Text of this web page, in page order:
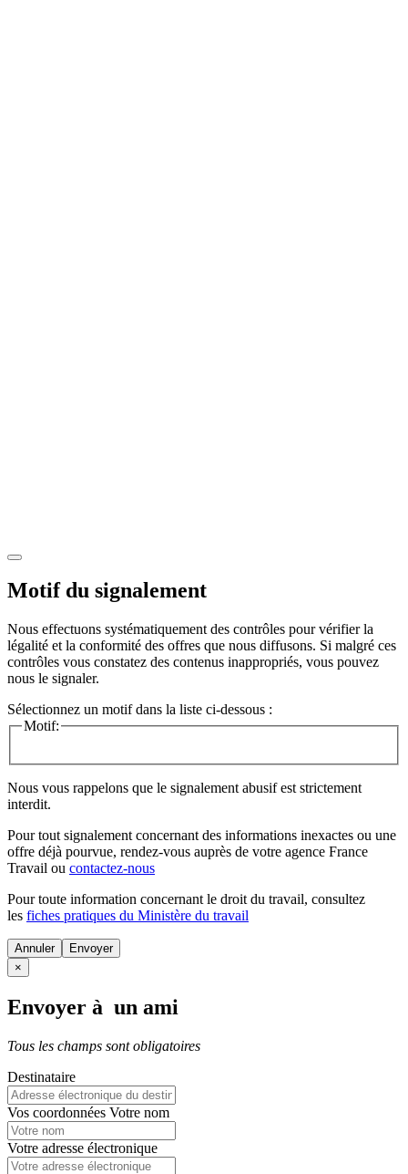
Motif du signalement
Nous effectuons systématiquement des contrôles pour vérifier la
légalité et la conformité des offres que nous diffusons. Si malgré ces
contrôles vous constatez des contenus inappropriés, vous pouvez
nous le signaler.
Sélectionnez un motif dans la liste ci-dessous :
Motif:
Nous vous rappelons que le signalement abusif est strictement
interdit.
Pour tout signalement concernant des informations inexactes ou une
offre déjà pourvue, rendez-vous auprès de votre agence France
Travail ou contactez-nous
Pour toute information concernant le droit du travail, consultez
les fiches pratiques du Ministère du travail
Annuler
×
Envoyer à un ami
Tous les champs sont obligatoires
Destinataire
Vos coordonnées Votre nom
Votre adresse électronique